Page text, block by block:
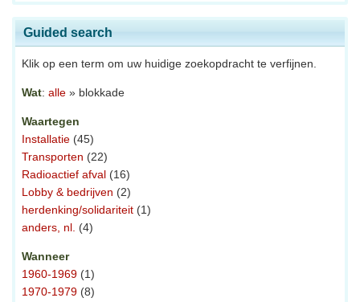
Guided search
Klik op een term om uw huidige zoekopdracht te verfijnen.
Wat: alle » blokkade
Waartegen
Installatie (45)
Transporten (22)
Radioactief afval (16)
Lobby & bedrijven (2)
herdenking/solidariteit (1)
anders, nl. (4)
Wanneer
1960-1969 (1)
1970-1979 (8)